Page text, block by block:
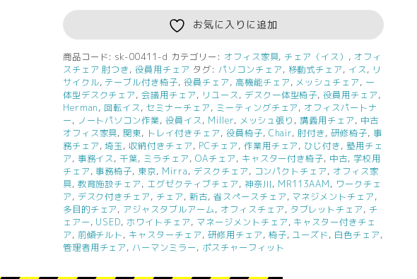
チ
ェ
ア
オ
フ
ィ
ス
チ
ェ
ア
ワ
ー
ク
チ
ェ
ア
お気に入りに追加
商品コード:sk-00411-d カテゴリー: オフィス家具, チェア（イス） , オフィ
スチェア 肘つき,役員用チェア タグ: パソコンチェア, 移動式チェア, イス, リ
サイクル, テーブル付き椅子,役員チェア, 高機能チェア, メッシュチェア, 一
体型デスクチェア,会議用チェア, リユース, デスク一体型椅子,役員用チェア,
Herman, 回転イス,セミナーチェア, ミーティングチェア, オフィスパートナ
ー, ノートパソコン作業,役員イス, Miller, メッシュ張り , 講義用チェア, 中古
オフィス家具, 関東, トレイ付きチェア, 役員椅子, Chair,肘付き,研修椅子, 事
務チェア,埼玉,収納付きチェア, PCチェア, 作業用チェア, ひじ付き,塾用チェ
ア, 事務イス, 千葉, ミラチェア, OAチェア, キャスター付き椅子, 中古, 学校用
チェア, 事務椅子, 東京, Mirra, デスクチェア, コンパクトチェア, オフィス家
具, 教育施設チェア, エグゼクティブチェア, 神奈川, MR113AAM, ワークチェ
ア, デスク付きチェア, チェア, 新古, 省スペースチェア, マネジメントチェア,
多目的チェア, アジャスタブルアーム, オフィスチェア, タブレットチェア, チ
ェアー, USED, ホワイトチェア, マネージメントチェア, キャスター付きチェ
ア, 前傾チルト, キャスターチェア, 研修用チェア, 椅子, ユーズド, 白色チェア,
管理者用チェア, ハーマンミラー, ポスチャーフィット